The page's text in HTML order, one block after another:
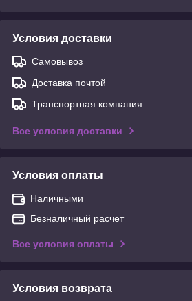
Условия доставки
Самовывоз
Доставка почтой
Транспортная компания
Все условия доставки
Условия оплаты
Наличными
Безналичный расчет
Все условия оплаты
Условия возврата